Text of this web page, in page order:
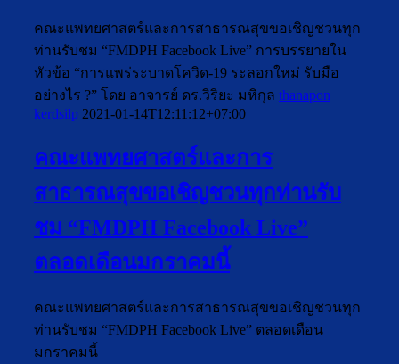
คณะแพทยศาสตร์และการสาธารณสุขขอเชิญชวนทุก
ท่านรับชม “FMDPH Facebook Live” การบรรยายใน
หัวข้อ “การแพร่ระบาดโควิด-19 ระลอกใหม่ รับมือ
อย่างไร ?” โดย อาจารย์ ดร.วิริยะ มหิกุล thanapon
kerdsilp 2021-01-14T12:11:12+07:00
คณะแพทยศาสตร์และการ
สาธารณสุขขอเชิญชวนทุกท่านรับ
ชม “FMDPH Facebook Live”
ตลอดเดือนมกราคมนี้
คณะแพทยศาสตร์และการสาธารณสุขขอเชิญชวนทุก
ท่านรับชม “FMDPH Facebook Live” ตลอดเดือน
มกราคมนี้